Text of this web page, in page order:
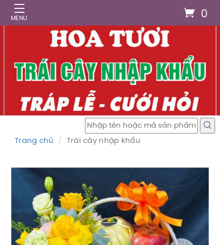
0
Trang chủ Trái cây nhập khẩu